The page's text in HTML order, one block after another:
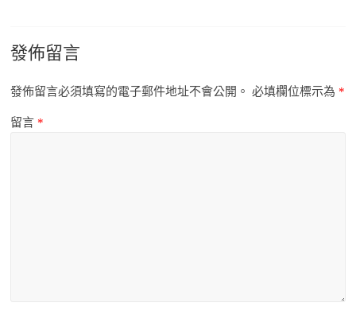
發佈留言
發佈留言必須填寫的電子郵件地址不會公開。 必填欄位標示為 *
留言 *